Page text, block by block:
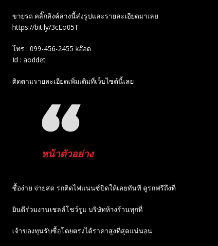
ขายรถ คลิ๊กลิงค์ล่างนี้ส่งรูปและรายละเอียดมาเลย
https://bit.ly/3cEo05T
โทร : 099-456-2455 kอ๊อด
Id : aoddet
ติดตามรายละเอียดเพิ่มเติมที่เว็บไซต์นี้เลย
หน้าตัวอย่าง
ซื้อง่าย จ่ายสด รถติดไฟแนนซ์ปิดให้เลยทันที ดูรถฟรีถึงที่
ยินดีร่วมงานเชลล์โชว์รูม บริษัทห้างร้านทุกที่
เจ้าของทุนรับซื้อโดยตรงได้ราคาสูงที่สุดแน่นอน